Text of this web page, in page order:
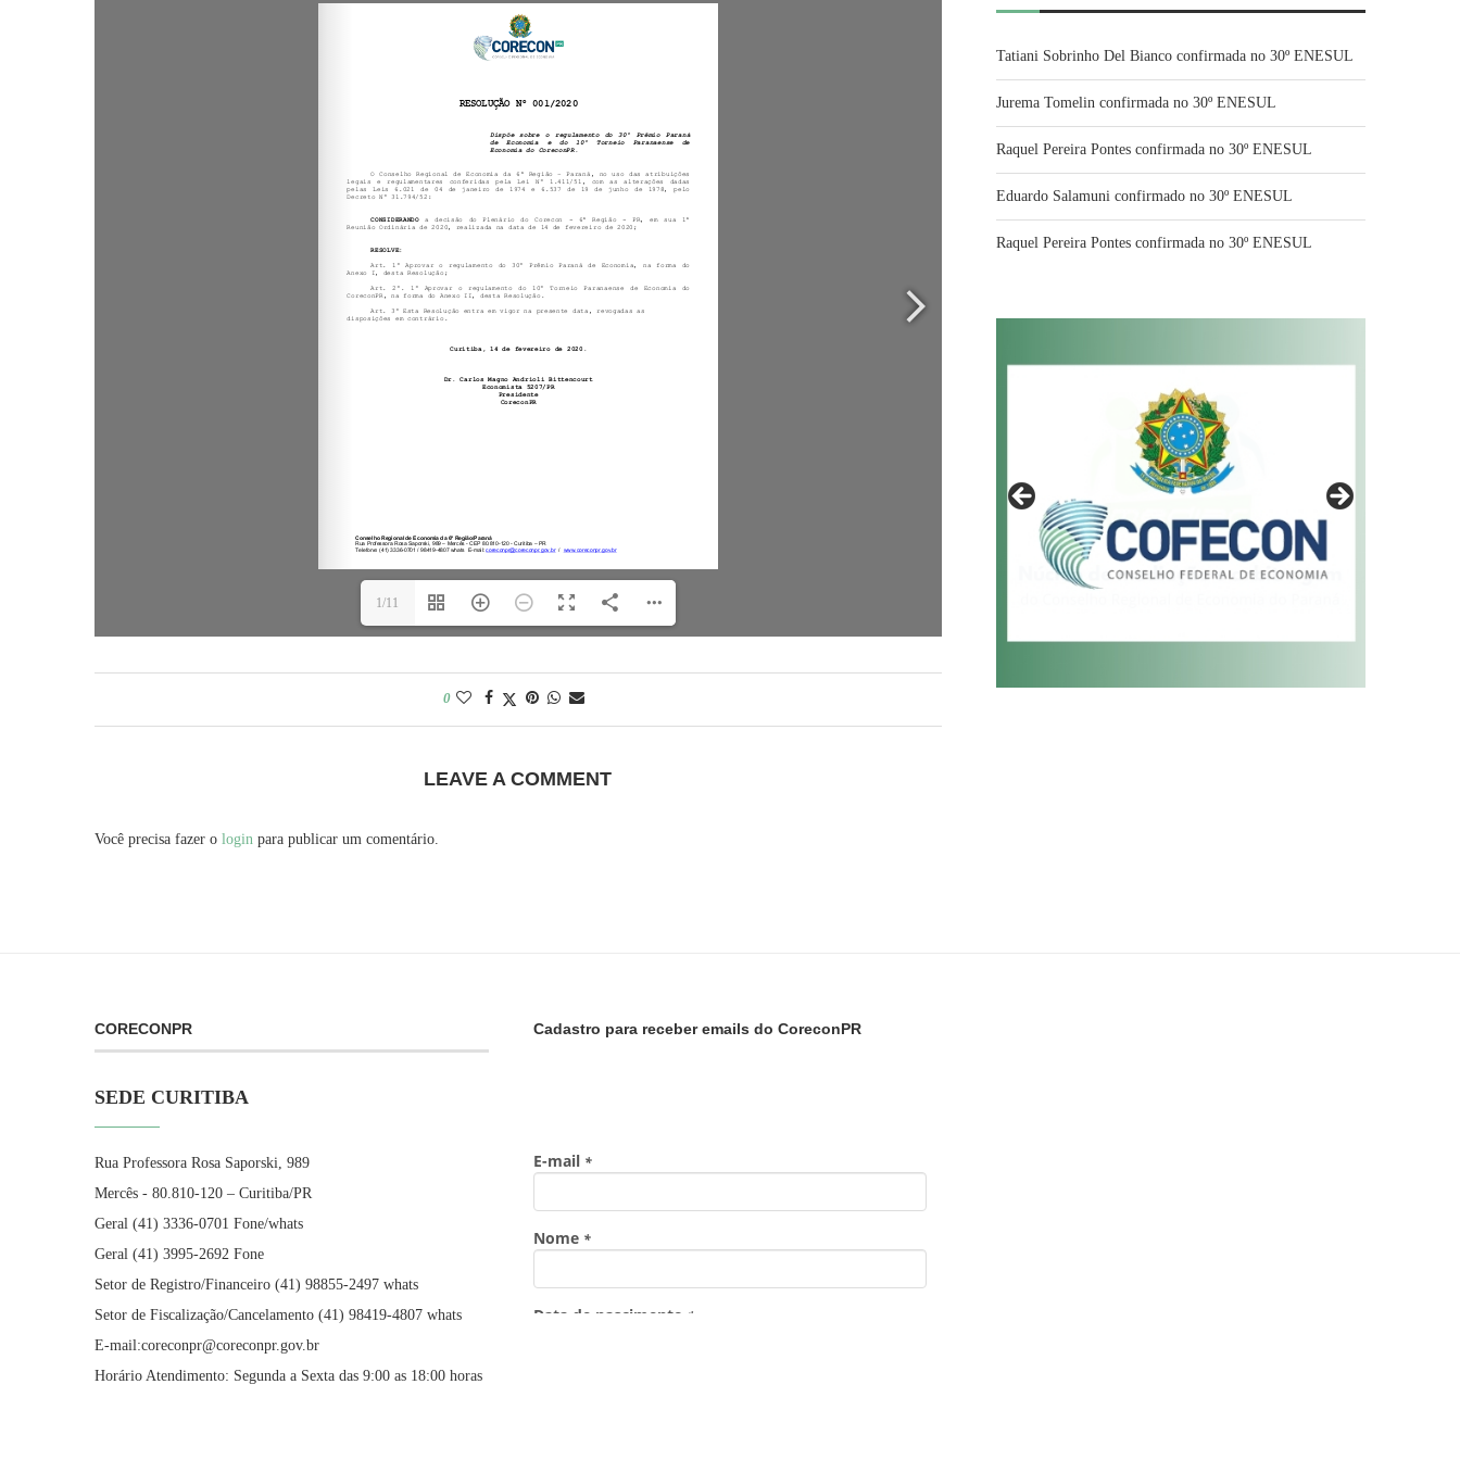
1/11
0
LEAVE A COMMENT
Você precisa fazer o login para publicar um comentário.
Tatiani Sobrinho Del Bianco confirmada no 30º ENESUL
Jurema Tomelin confirmada no 30º ENESUL
Raquel Pereira Pontes confirmada no 30º ENESUL
Eduardo Salamuni confirmado no 30º ENESUL
Raquel Pereira Pontes confirmada no 30º ENESUL
CORECONPR
SEDE CURITIBA
Rua Professora Rosa Saporski, 989
Mercês - 80.810-120 – Curitiba/PR
Geral (41) 3336-0701 Fone/whats
Geral (41) 3995-2692 Fone
Setor de Registro/Financeiro (41) 98855-2497 whats
Setor de Fiscalização/Cancelamento (41) 98419-4807 whats
E-mail:coreconpr@coreconpr.gov.br
Horário Atendimento: Segunda a Sexta das 9:00 as 18:00 horas
Cadastro para receber emails do CoreconPR